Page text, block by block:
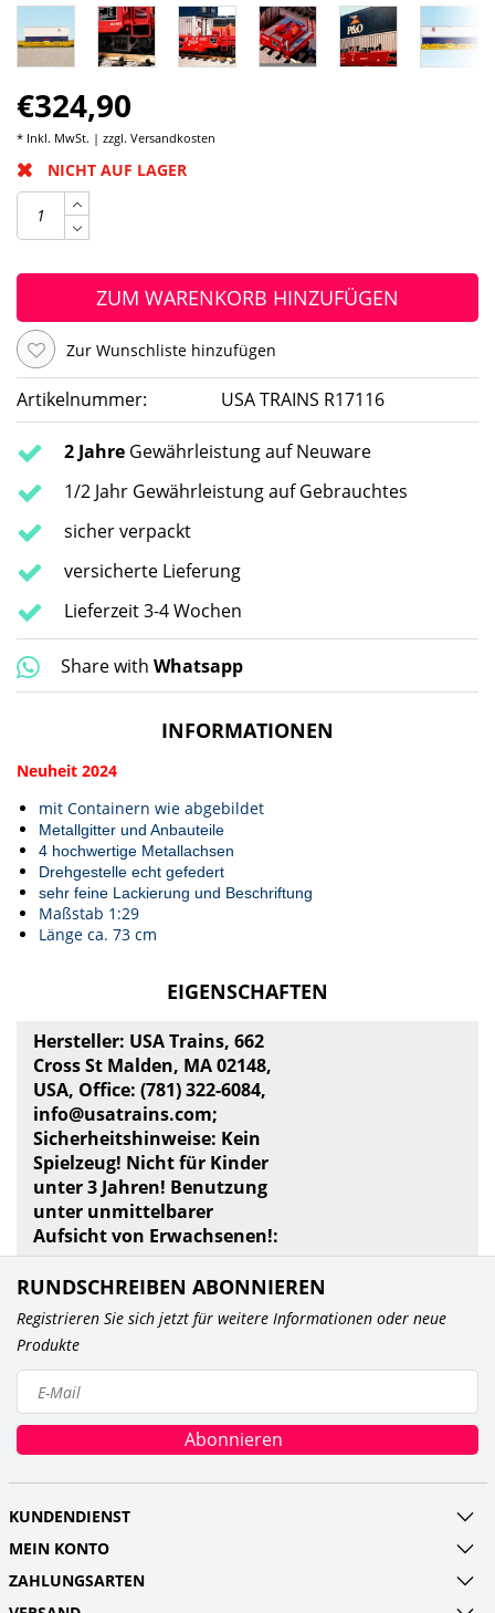
€324,90
* Inkl. MwSt. | zzgl. Versandkosten
NICHT AUF LAGER
ZUM WARENKORB HINZUFÜGEN
Zur Wunschliste hinzufügen
Artikelnummer: USA TRAINS R17116
2 Jahre Gewährleistung auf Neuware
1/2 Jahr Gewährleistung auf Gebrauchtes
sicher verpackt
versicherte Lieferung
Lieferzeit 3-4 Wochen
Share with Whatsapp
INFORMATIONEN
Neuheit 2024
mit Containern wie abgebildet
Metallgitter und Anbauteile
4 hochwertige Metallachsen
Drehgestelle echt gefedert
sehr feine Lackierung und Beschriftung
Maßstab 1:29
Länge ca. 73 cm
EIGENSCHAFTEN
Hersteller: USA Trains, 662
Cross St Malden, MA 02148,
USA, Office: (781) 322-6084,
info@usatrains.com;
Sicherheitshinweise: Kein
Spielzeug! Nicht für Kinder
unter 3 Jahren! Benutzung
unter unmittelbarer
Aufsicht von Erwachsenen!:
RUNDSCHREIBEN ABONNIEREN
Registrieren Sie sich jetzt für weitere Informationen oder neue
Produkte
Abonnieren
KUNDENDIENST
MEIN KONTO
ZAHLUNGSARTEN